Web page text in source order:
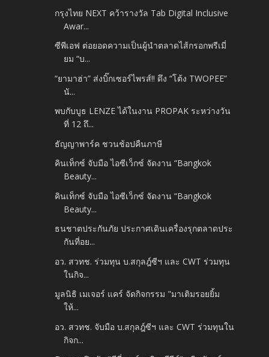
กรุงไทย NEXT คว้ารางวัล Tab Digital Inclusive
Awar...
ซีพีเอฟ ต่อยอดความเป็นผู้นำตลาดไส้กรอกพรีเมี่
ยม “บ...
“ยามาฮ่า” ส่งบิ๊กเซอร์ไพรส์!! ดึง “โต้ง TWOPEE”
นั...
พบกับบูธ LENZE ได้ในงาน PROPAK ระหว่างวัน
ที่ 12 ถึ...
ธัญญาพาร์ค ชวนช้อปคืนภาษี
คินเท็กซ์ จับมือ ไอซีเว็กซ์ จัดงาน “Bangkok
Beauty...
คินเท็กซ์ จับมือ ไอซีเว็กซ์ จัดงาน “Bangkok
Beauty...
ธนชาตประกันภัย ประกาศเดินเครื่องรุกตลาดประ
กันที่อย...
อว. สวทช. ร่วมทุน บ.สกุลฎ์ซีฯ และ CWT ร่วมทุน
ในกิจ...
มูลนิธิ เมเจอร์ แคร์ จัดกิจกรรม "มาเติมรอยยิ้ม
ให้...
อว. สวทช. จับมือ บ.สกุลฎ์ซีฯ และ CWT ร่วมทุนใน
กิจก...